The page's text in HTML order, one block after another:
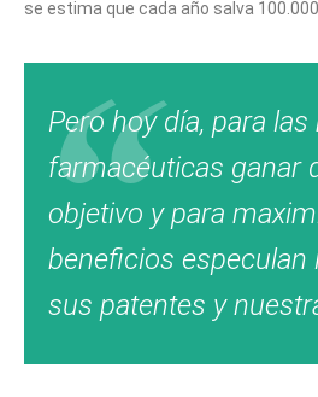
se estima que cada año salva
Pero hoy día, para
farmacéuticas ganar
objetivo y para
beneficios
sus patentes y